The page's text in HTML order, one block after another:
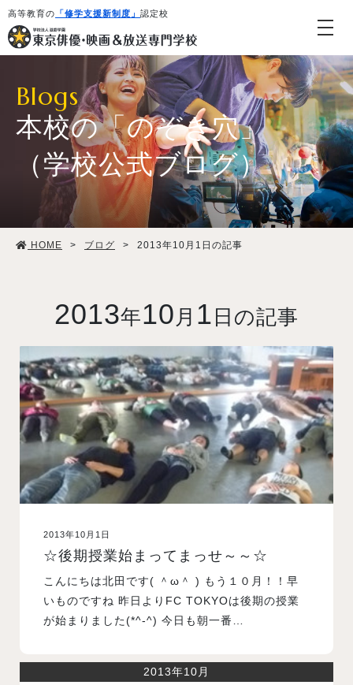
高等教育の 「修学支援新制度」 認定校
学校紹介・教育システム
学生生活
就職・デビュー
入試案内
学校情報
オープンキャンパス
訪問者別メニュー
Blogs
本校の「のぞき穴」
（学校公式ブログ）
HOME > ブログ > 2013年10月1日の記事
2013年10 月 1 日の記事
2013年10月1日
☆後期授業始まってまっせ～～☆
こんにちは北田です( ＾ω＾ ) もう１０月！！早
いものですね 昨日よりFC TOKYOは後期の授業
が始まりました(*^-^) 今日も朝一番…
2013年10月